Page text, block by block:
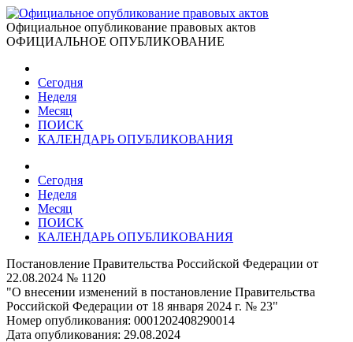
Официальное опубликование правовых актов
ОФИЦИАЛЬНОЕ ОПУБЛИКОВАНИЕ
Сегодня
Неделя
Месяц
ПОИСК
КАЛЕНДАРЬ ОПУБЛИКОВАНИЯ
Сегодня
Неделя
Месяц
ПОИСК
КАЛЕНДАРЬ ОПУБЛИКОВАНИЯ
Постановление Правительства Российской Федерации от
22.08.2024 № 1120
"О внесении изменений в постановление Правительства
Российской Федерации от 18 января 2024 г. № 23"
Номер опубликования: 0001202408290014
Дата опубликования: 29.08.2024